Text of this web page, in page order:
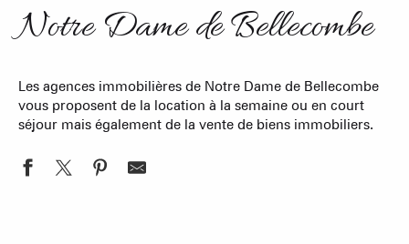
Notre Dame de Bellecombe
Les agences immobilières de Notre Dame de Bellecombe
vous proposent de la location à la semaine ou en court
séjour mais également de la vente de biens immobiliers.
Agence Immo Services